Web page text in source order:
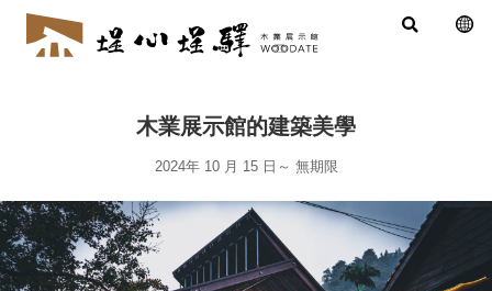
木業展示館的建築美學
2024年 10 月 15 日 ～ 無期限